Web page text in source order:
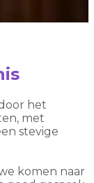
het
met
stevige
komen naar